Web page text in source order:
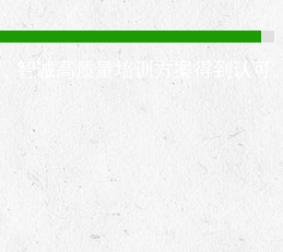
，智诚高质量培训方案得到认可。